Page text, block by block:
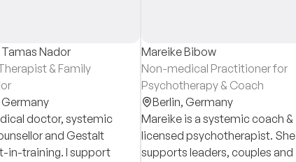
Nador
& Family
Germany
doctor, systemic
and Gestalt
in-training. I support
Mareike Bibow
Non-medical Practitioner for
Psychotherapy & Coach
Berlin, Germany
Mareike is a systemic coach &
licensed psychotherapist. She
supports leaders, couples and